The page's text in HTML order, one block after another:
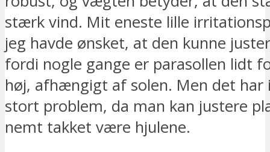
stærk vind. Mit eneste lille
jeg havde ønsket, at den kunne
fordi nogle gange er parasollen lidt
høj, afhængigt af solen. Men det
stort problem, da man kan justere
nemt takket være hjulene.